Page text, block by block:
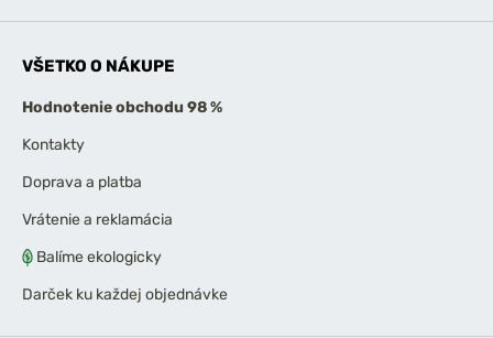
VŠETKO O NÁKUPE
Hodnotenie obchodu 98 %
Kontakty
Doprava a platba
Vrátenie a reklamácia
Balíme ekologicky
Darček ku každej objednávke